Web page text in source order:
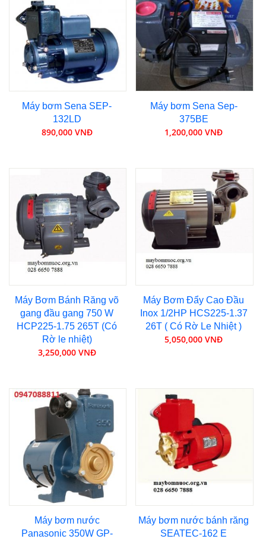
Máy bơm Sena SEP-
132LD
890,000 VNĐ
Máy bơm Sena Sep-
375BE
1,200,000 VNĐ
Máy Bơm Bánh Răng võ
gang đầu gang 750 W
HCP225-1.75 265T (Có
Rờ le nhiệt)
3,250,000 VNĐ
Máy Bơm Đẩy Cao Đầu
Inox 1/2HP HCS225-1.37
26T ( Có Rờ Le Nhiệt )
5,050,000 VNĐ
Máy bơm nước
Panasonic 350W GP-
Máy bơm nước bánh răng
SEATEC-162 E